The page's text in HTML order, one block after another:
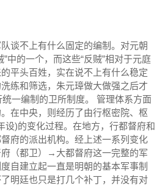
谈不上有什么固定的编制。对元朝
中的一个，而这些“反贼”相对于元庭
平头百姓，实在说不上有什么稳定
练和筛选，朱元璋做大做强之后才
一编制的卫所制度。 管理体系方面
在中央，则经历了由行枢密院、枢
设)的变化过程。在地方，行都督府和
府的派出机构。经上述一系列变化
（都卫）→大都督府这一完整的军
自建立起一直是明朝的基本军事制
明廷也只是打几个补丁，并没有对